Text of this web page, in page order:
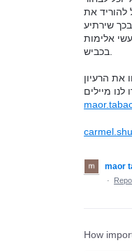
להוריד את
שירתיע
אלימות
את הרעיון
מיילים
maor
·
How